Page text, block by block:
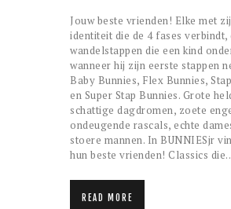
Jouw beste vrienden! Elke met
identiteit die de 4 fases verbindt,
wandelstappen die een kind
wanneer hij zijn eerste stappen
Baby Bunnies, Flex Bunnies,
en Super Stap Bunnies. Grote
schattige dagdromen, zoete
ondeugende rascals, echte
stoere mannen. In BUNNIESjr
hun beste vrienden! Classics
READ MORE